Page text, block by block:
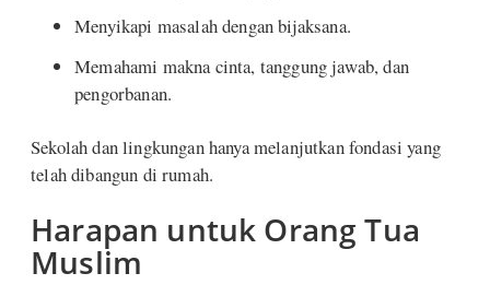
Menyikapi masalah dengan bijaksana.
Memahami makna cinta, tanggung jawab, dan
pengorbanan.
Sekolah dan lingkungan hanya melanjutkan fondasi yang
telah dibangun di rumah.
Harapan untuk Orang Tua
Muslim